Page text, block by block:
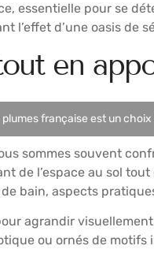
essentielle pour se
l’effet d’une oasis de
en
française est un choix
sommes souvent
de l’espace au sol
bain, aspects
agrandir
ou ornés de